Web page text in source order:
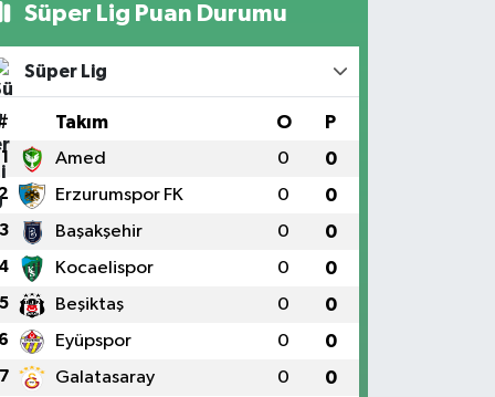
Süper Lig Puan Durumu
Süper Lig
Takım O P
1 Amed 0 0
Erzurumspor FK 0 0
3 Başakşehir 0 0
4 Kocaelispor 0 0
5 Beşiktaş 0 0
6 Eyüpspor 0 0
7 Galatasaray 0 0